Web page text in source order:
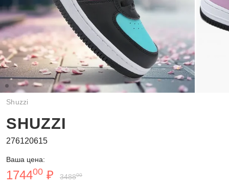
Shuzzi
SHUZZI
276120615
Ваша цена:
174400 ₽ 348800